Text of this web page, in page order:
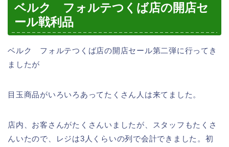
ベルク フォルテつくば店の開店セ
ール戦利品
ベルク フォルテつくば店の開店セール第二弾に行ってき
ましたが
目玉商品がいろいろあってたくさん人は来てました。
店内、お客さんがたくさんいましたが、スタッフもたくさ
んいたので、レジは3人くらいの列で会計できました。初